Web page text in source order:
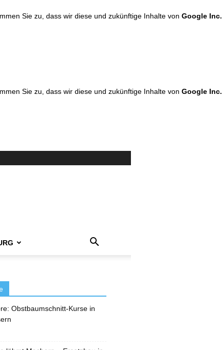
Sie zu, dass wir diese und zukünftige Inhalte von Google Inc.
Sie zu, dass wir diese und zukünftige Inhalte von Google Inc.
Obstbaumschnitt-Kurse in